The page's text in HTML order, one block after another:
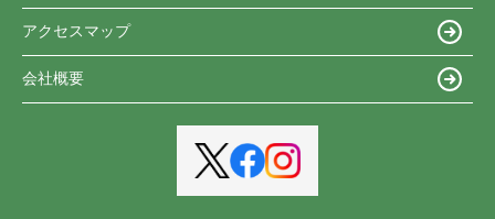
アクセスマップ
会社概要